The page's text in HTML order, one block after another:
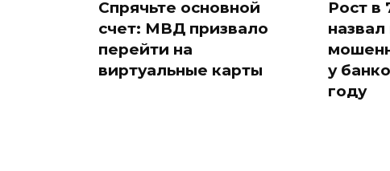
Спрячьте основной
счет: МВД призвало
перейти на
виртуальные карты
Рост в
у
году